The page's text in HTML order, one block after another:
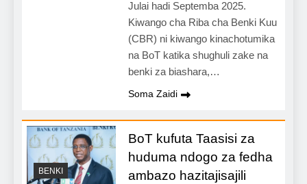
Julai hadi Septemba 2025.
Kiwango cha Riba cha Benki Kuu
(CBR) ni kiwango kinachotumika
na BoT katika shughuli zake na
benki za biashara,…
Soma Zaidi
BENKI
BoT kufuta Taasisi za
huduma ndogo za fedha
ambazo hazitajisajili